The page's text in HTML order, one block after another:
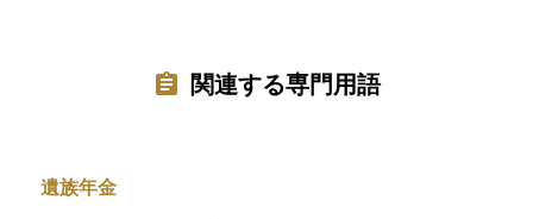
関連する専門用語
遺族年金